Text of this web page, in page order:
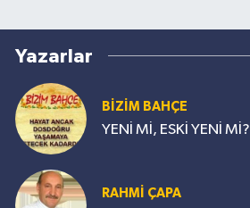
Yazarlar
BİZİM BAHÇE
YENİ Mİ, ESKİ YENİ Mİ?
RAHMİ ÇAPA